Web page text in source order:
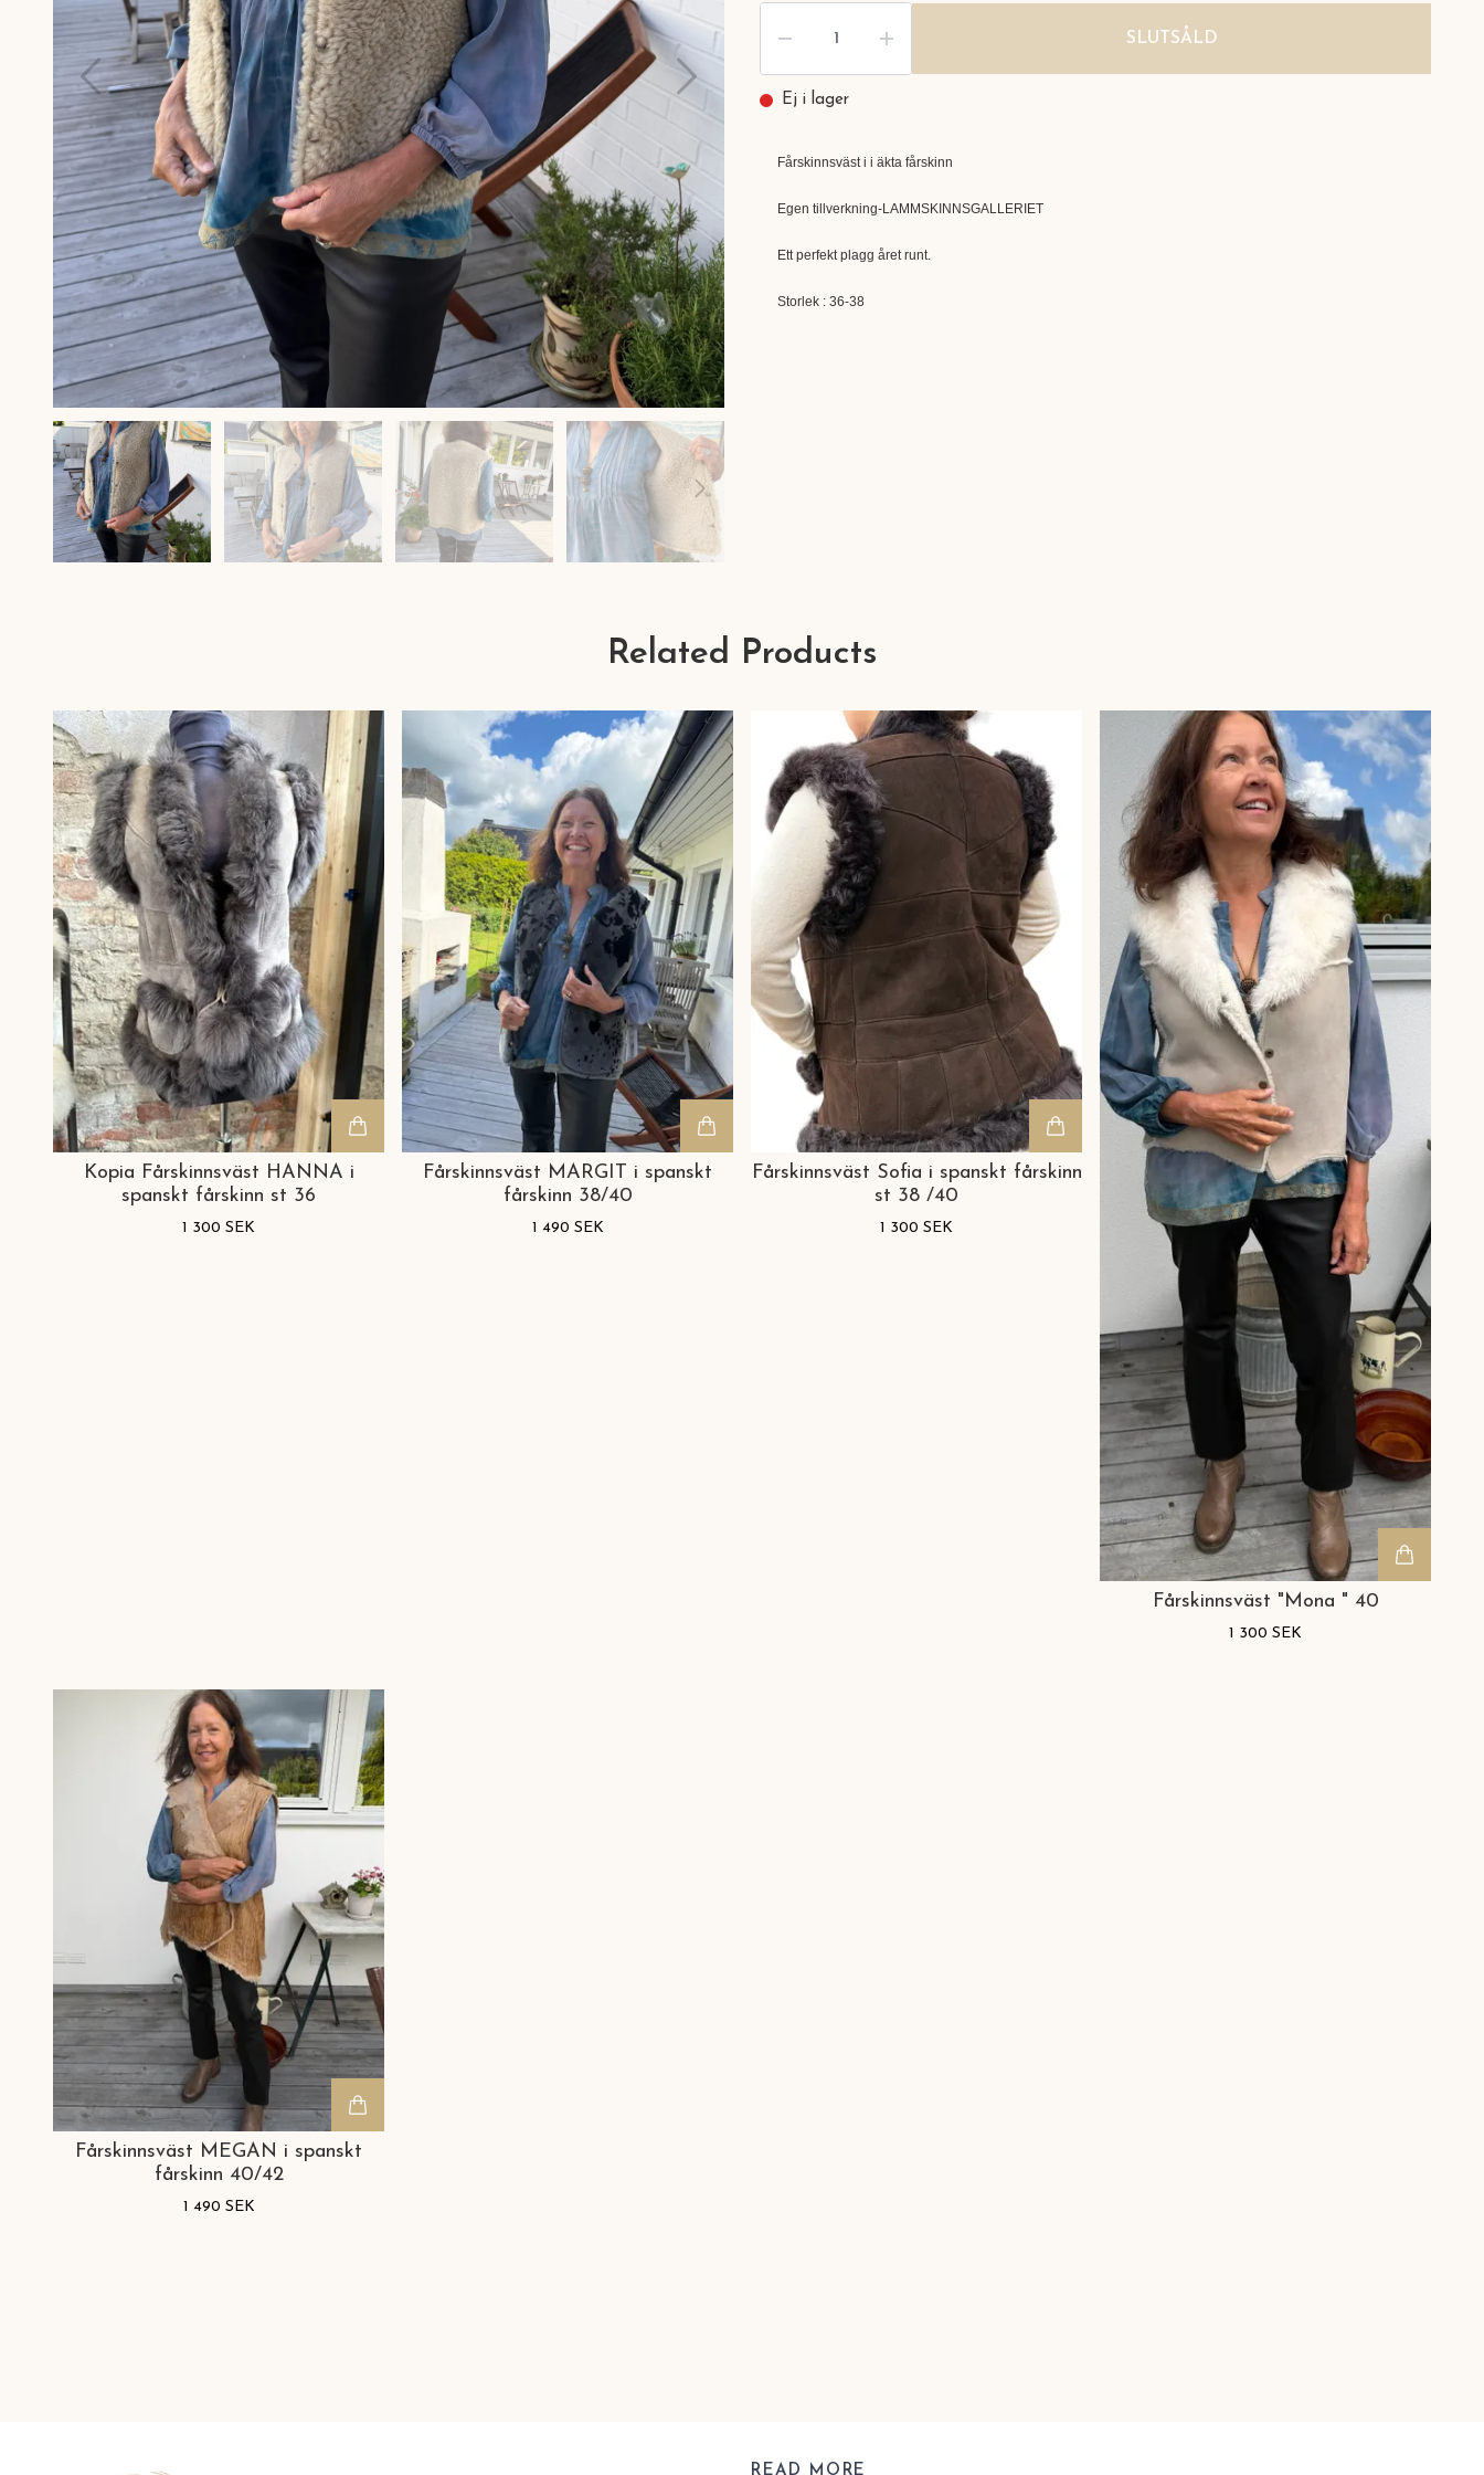
SLUTSÅLD
Ej i lager
Fårskinnsväst i i äkta fårskinn
Egen tillverkning-LAMMSKINNSGALLERIET
Ett perfekt plagg året runt.
Storlek : 36-38
Related Products
Kopia Fårskinnsväst HANNA i
spanskt fårskinn st 36
1 300 SEK
Fårskinnsväst MARGIT i spanskt
fårskinn 38/40
1 490 SEK
Fårskinnsväst Sofia i spanskt fårskinn
st 38 /40
1 300 SEK
Fårskinnsväst "Mona " 40
1 300 SEK
Fårskinnsväst MEGAN i spanskt
fårskinn 40/42
1 490 SEK
READ MORE